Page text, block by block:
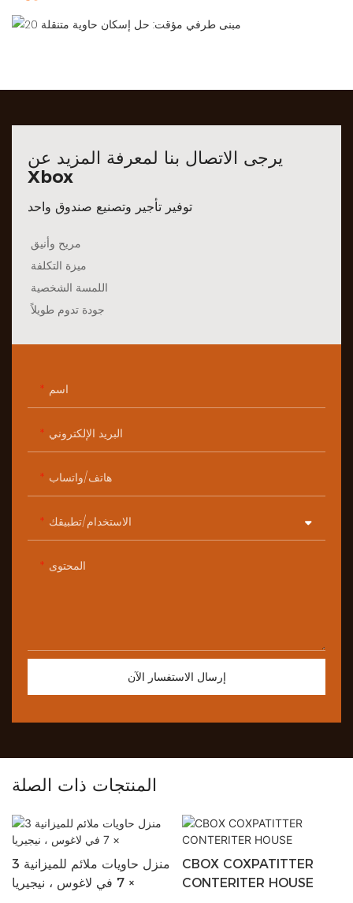
يرجى الاتصال بنا لمعرفة المزيد عن
Xbox
توفير تأجير وتصنيع صندوق واحد
مريح وأنيق
ميزة التكلفة
اللمسة الشخصية
جودة تدوم طويلاً
اسم
البريد الإلكتروني
هاتف/واتساب
الاستخدام/تطبيقك
المحتوى
إرسال الاستفسار الآن
المنتجات ذات الصلة
منزل حاويات ملائم للميزانية 3
× 7 في لاغوس ، نيجيريا
CBOX COXPATITTER
CONTERITER HOUSE